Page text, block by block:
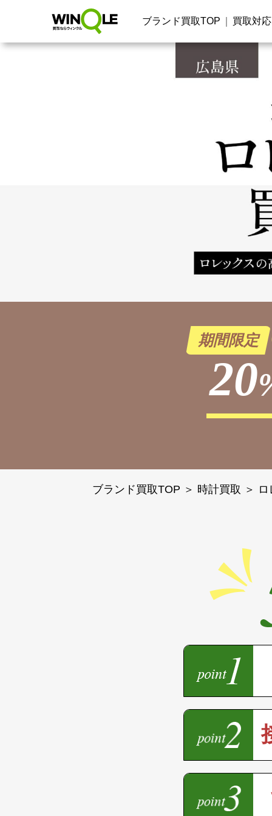
ブランド買取TOP 買取対
期間限定
20
ブランド買取TOP ＞ 時計買取 ＞